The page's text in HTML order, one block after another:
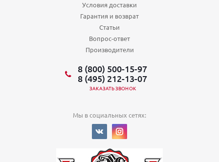
Условия доставки
Гарантия и возврат
Статьи
Вопрос-ответ
Производители
8 (800) 500-15-97
8 (495) 212-13-07
ЗАКАЗАТЬ ЗВОНОК
Мы в социальных сетях: